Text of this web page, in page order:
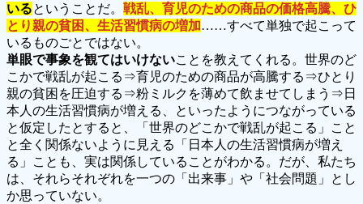
いるということだ。 戦乱、育児のための商品の価格高騰、ひ
とり親の貧困、生活習慣病の増加……すべて単独で起こって
いるものごとではない。
単眼で事象を観てはいけないことを教えてくれる。世界のど
こかで戦乱が起こる⇒育児のための商品が高騰する⇒ひとり
親の貧困を圧迫する⇒粉ミルクを薄めて飲ませてしまう⇒日
本人の生活習慣病が増える、といったようにつながっている
と仮定したとすると、「世界のどこかで戦乱が起こる」こと
と全く関係ないように見える「日本人の生活習慣病が増え
る」ことも、実は関係していることがわかる。だが、私たち
は、それらそれぞれを一つの「出来事」や「社会問題」とし
か思っていない。